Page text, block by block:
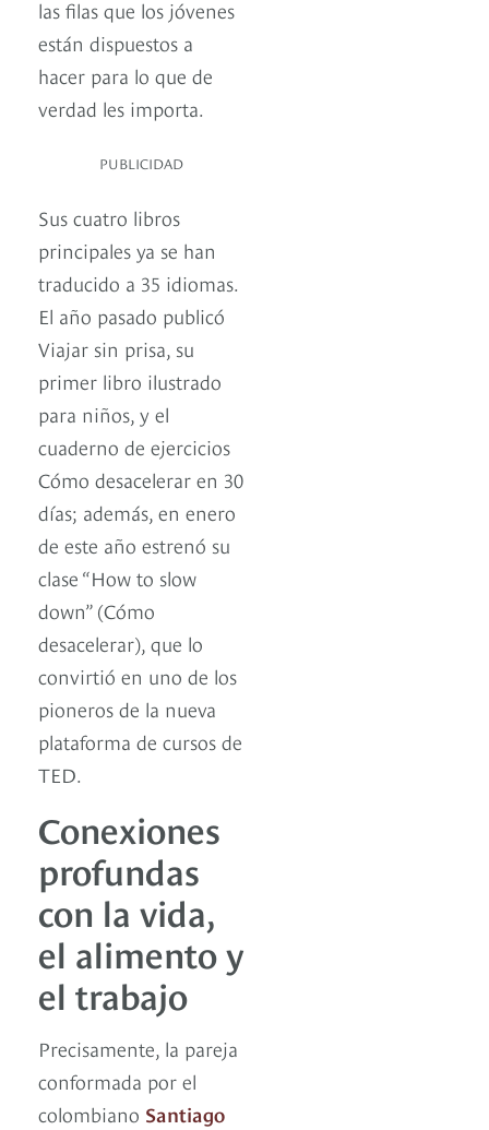
las filas que los jóvenes
están dispuestos a
hacer para lo que de
verdad les importa.
PUBLICIDAD
Sus cuatro libros
principales ya se han
traducido a 35 idiomas.
El año pasado publicó
Viajar sin prisa, su
primer libro ilustrado
para niños, y el
cuaderno de ejercicios
Cómo desacelerar en 30
días; además, en enero
de este año estrenó su
clase “How to slow
down” (Cómo
desacelerar), que lo
convirtió en uno de los
pioneros de la nueva
plataforma de cursos de
TED.
Conexiones
profundas
con la vida,
el alimento y
el trabajo
Precisamente, la pareja
conformada por el
colombiano Santiago